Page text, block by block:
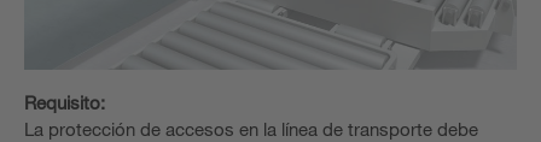
Requisito:
La protección de accesos en la línea de transporte debe